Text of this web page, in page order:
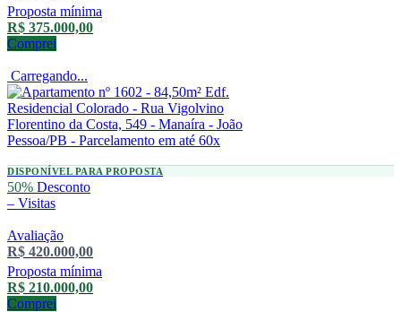
Proposta mínima
R$ 375.000,00
Comprei
Carregando...
DISPONÍVEL PARA PROPOSTA
50% Desconto
– Visitas
Avaliação
R$ 420.000,00
Proposta mínima
R$ 210.000,00
Comprei